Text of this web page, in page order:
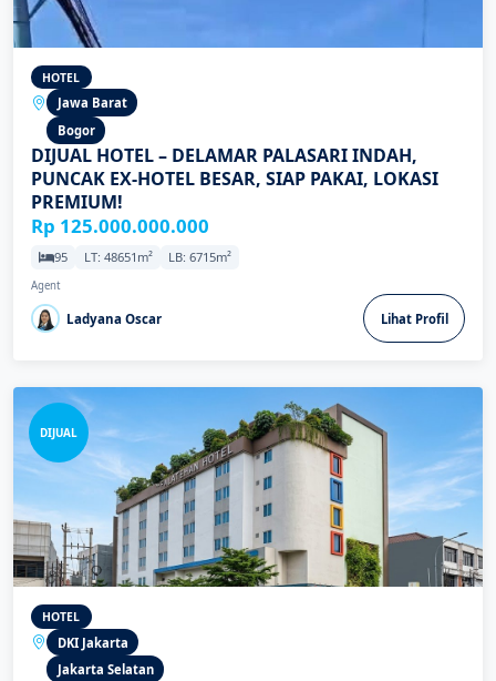
HOTEL
Jawa Barat
Bogor
DIJUAL HOTEL – DELAMAR PALASARI INDAH,
PUNCAK EX-HOTEL BESAR, SIAP PAKAI, LOKASI
PREMIUM!
Rp 125.000.000.000
95 LT: 48651m² LB: 6715m²
Agent
Ladyana Oscar Lihat Profil
DIJUAL
HOTEL
DKI Jakarta
Jakarta Selatan